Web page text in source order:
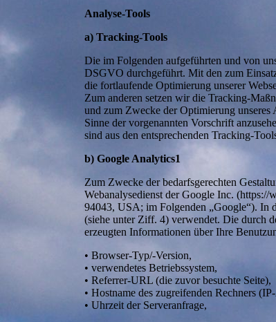
Analyse-Tools
a) Tracking-Tools
Die im Folgenden aufgeführten und von
DSGVO durchgeführt. Mit den zum
die fortlaufende Optimierung unserer
Zum anderen setzen wir die Tracking-
und zum Zwecke der Optimierung unseres
Sinne der vorgenannten Vorschrift
sind aus den entsprechenden Tracking-
b) Google Analytics1
Zum Zwecke der bedarfsgerechten
Webanalysedienst der Google Inc.
94043, USA; im Folgenden „Google“). In
(siehe unter Ziff. 4) verwendet. Die durch
erzeugten Informationen über Ihre
• Browser-Typ/-Version,
• verwendetes Betriebssystem,
• Referrer-URL (die zuvor besuchte Seite),
• Hostname des zugreifenden Rechners
• Uhrzeit der Serveranfrage,